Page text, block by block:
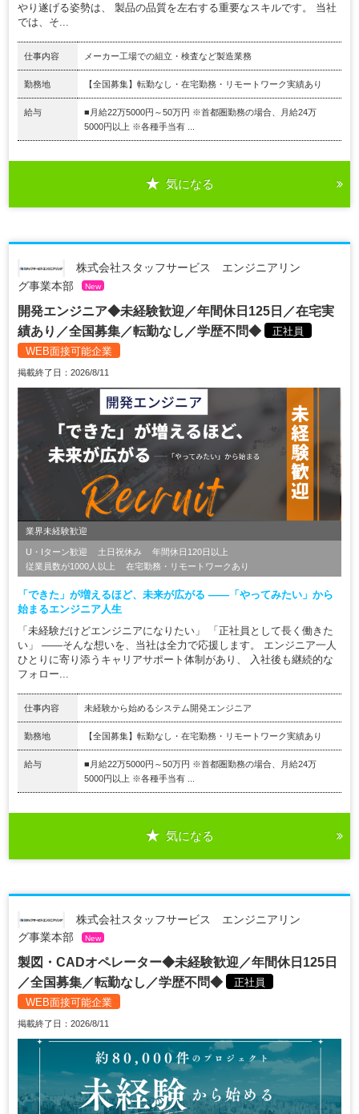
やり遂げる姿勢は、 製品の品質を左右する重要なスキルです。 当社
では、そ...
仕事内容 メーカー工場での組立・検査など製造業務
勤務地 【全国募集】転勤なし・在宅勤務・リモートワーク実績あり
給与
■月給22万5000円～50万円 ※首都圏勤務の場合、月給24万
5000円以上 ※各種手当有 ...
気になる
株式会社スタッフサービス エンジニアリン
グ事業本部
New
開発エンジニア◆未経験歓迎／年間休日125日／在宅実
績あり／全国募集／転勤なし／学歴不問◆
正社員
WEB面接可能企業
掲載終了日：2026/8/11
業界未経験歓迎
U・Iターン歓迎 土日祝休み
年間休日120日以上
従業員数が1000人以上
在宅勤務・リモートワークあり
「できた」が増えるほど、未来が広がる ――「やってみたい」から
始まるエンジニア人生
「未経験だけどエンジニアになりたい」 「正社員として長く働きた
い」 ――そんな想いを、当社は全力で応援します。 エンジニア一人
ひとりに寄り添うキャリアサポート体制があり、 入社後も継続的な
フォロー...
仕事内容 未経験から始めるシステム開発エンジニア
勤務地 【全国募集】転勤なし・在宅勤務・リモートワーク実績あり
給与
■月給22万5000円～50万円 ※首都圏勤務の場合、月給24万
5000円以上 ※各種手当有 ...
気になる
株式会社スタッフサービス エンジニアリン
グ事業本部
New
製図・CADオペレーター◆未経験歓迎／年間休日125日
／全国募集／転勤なし／学歴不問◆
正社員
WEB面接可能企業
掲載終了日：2026/8/11